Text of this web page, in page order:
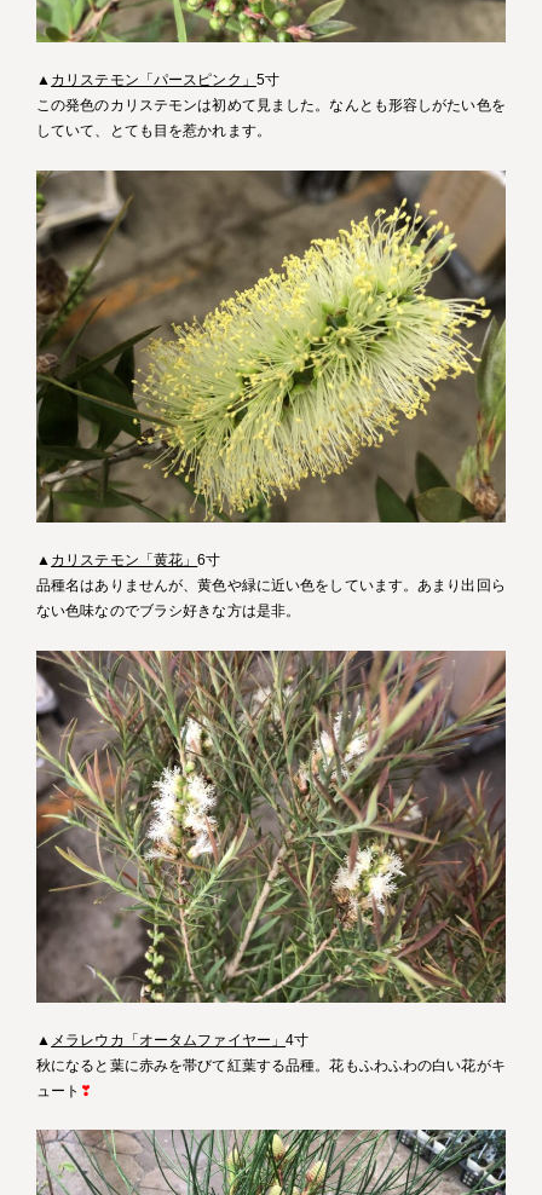
▲ カリステモン「パースピンク」 5寸
この発色のカリステモンは初めて見ました。なんとも形容しがたい色を
していて、とても目を惹かれます。
▲ カリステモン「黄花」6寸
品種名はありませんが、黄色や緑に近い色をしています。あまり出回ら
ない色味なのでブラシ好きな方は是非。
▲ メラレウカ「オータムファイヤー」4寸
秋になると葉に赤みを帯びて紅葉する品種。花もふわふわの白い花がキ
ュート ❣